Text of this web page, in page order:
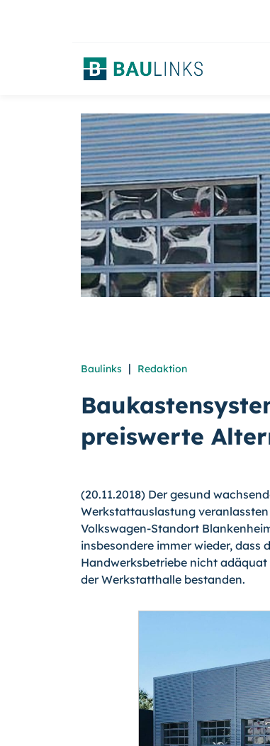
Baulinks | Redaktion
preiswerte
(20.11.2018) Der gesund
Werkstattauslastung
Volkswagen-Standort
insbesondere immer wieder,
Handwerksbetriebe nicht
der Werkstatthalle bestanden.